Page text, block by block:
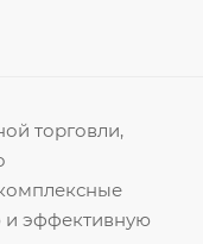
торговли,
и эффективную